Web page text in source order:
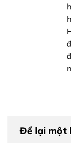
Để lại một